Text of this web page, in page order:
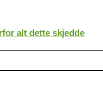
alt dette skjedde